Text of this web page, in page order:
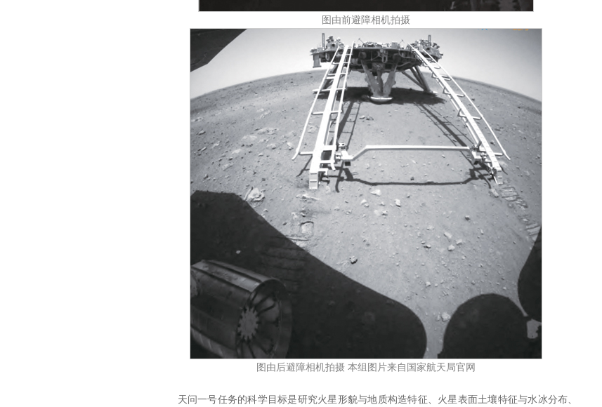
图由前避障相机拍摄
图由后避障相机拍摄 本组图片来自国家航天局官网
天问一号任务的科学目标是研究火星形貌与地质构造特征、火星表面土壤特征与水冰分布、